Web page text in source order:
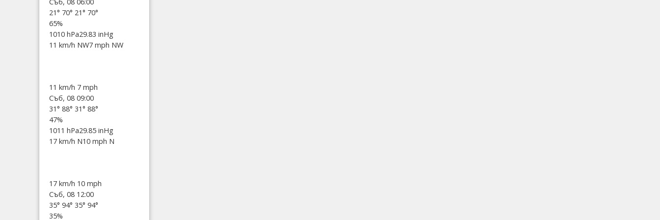
Съб, 08 06:00
21° 70° 21° 70°
65%
1010 hPa29.83 inHg
11 km/h NW7 mph NW
11 km/h 7 mph
Съб, 08 09:00
31° 88° 31° 88°
47%
1011 hPa29.85 inHg
17 km/h N10 mph N
17 km/h 10 mph
Съб, 08 12:00
35° 94° 35° 94°
35%